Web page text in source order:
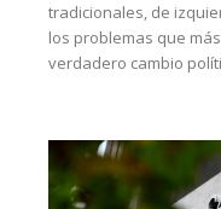
tradicionales, de
los problemas que
verdadero cambio